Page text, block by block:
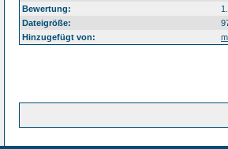
Bewertung:
Dateigröße:
Hinzugefügt von: